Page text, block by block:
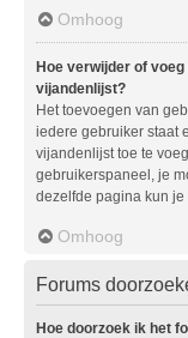
Omhoog
Hoe verwijder of
vijandenlijst?
Het toevoegen van
iedere gebruiker staat
vijandenlijst toe te
gebruikerspaneel, je
dezelfde pagina kun
Omhoog
Forums
Hoe doorzoek ik het